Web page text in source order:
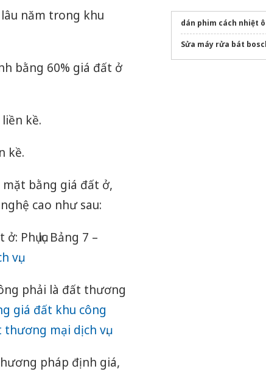
năm trong khu
bằng 60% giá đất ở
kề.
kề.
bằng giá đất ở,
cao như sau:
Phụ lục Bảng 7 –
vụ.
phải là đất thương
giá đất khu công
mại dịch vụ.
pháp định giá,
dán phim cách nhiệt
Sửa máy rửa bát